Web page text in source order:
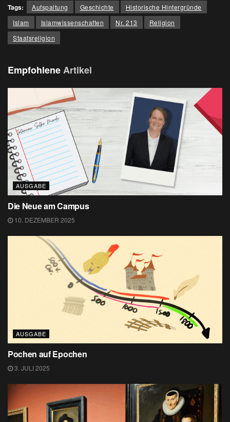
Tags: Aufspaltung Geschichte
Historische Hintergründe
Islam
Islamwissenschaften Nr. 213
Religion
Staatsreligion
EmpfohleneArtikel
AUSGABE
Die Neue am Campus
10. DEZEMBER 2025
AUSGABE
Pochen auf Epochen
3. JULI 2025